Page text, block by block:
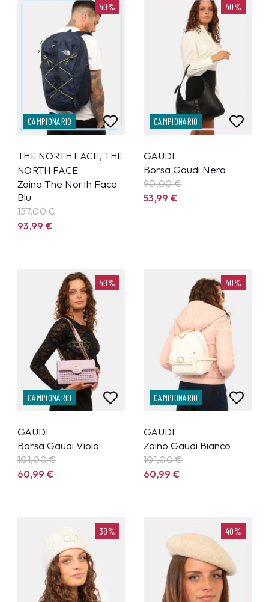
40%
CAMPIONARIO
THE NORTH FACE, THE
NORTH FACE
Zaino The North Face
Blu
157,00 €
93,99€
40%
CAMPIONARIO
GAUDI
Borsa Gaudi Nera
90,00 €
53,99€
40%
CAMPIONARIO
GAUDI
Borsa Gaudi Viola
101,00 €
60,99€
40%
CAMPIONARIO
GAUDI
Zaino Gaudi Bianco
101,00 €
60,99€
39% 40%